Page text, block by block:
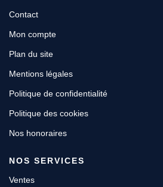
Contact
Mon compte
Plan du site
Mentions légales
Politique de confidentialité
Politique des cookies
Nos honoraires
NOS SERVICES
Ventes